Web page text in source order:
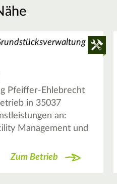
Pfeiffer-Ehlebrecht
in 35037
an:
Management und
Zum Betrieb